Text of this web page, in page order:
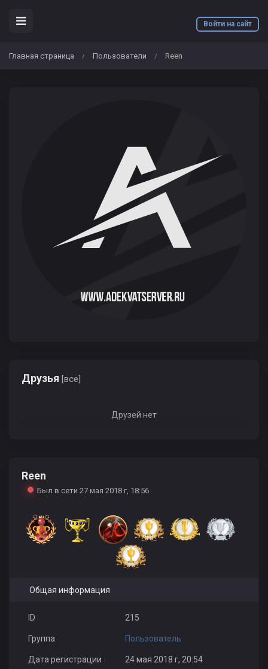
Войти на сайт
Главная страница / Пользователи / Reen
Друзья [все]
Друзей нет
Reen
Был в сети 27 мая 2018 г, 18:56
Общая информация
ID 215
Группа Пользователь
Дата регистрации 24 мая 2018 г, 20:54